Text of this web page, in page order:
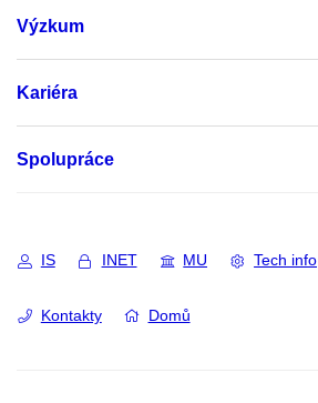
Výzkum
Kariéra
Spolupráce
IS INET MU Tech info
Kontakty Domů